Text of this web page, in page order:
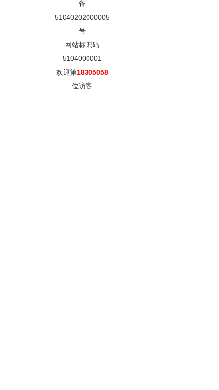
备
51040202000005
号
网站标识码
5104000001
欢迎第18305058
位访客